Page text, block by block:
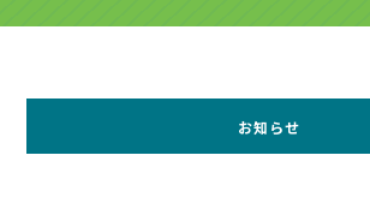
お知らせ